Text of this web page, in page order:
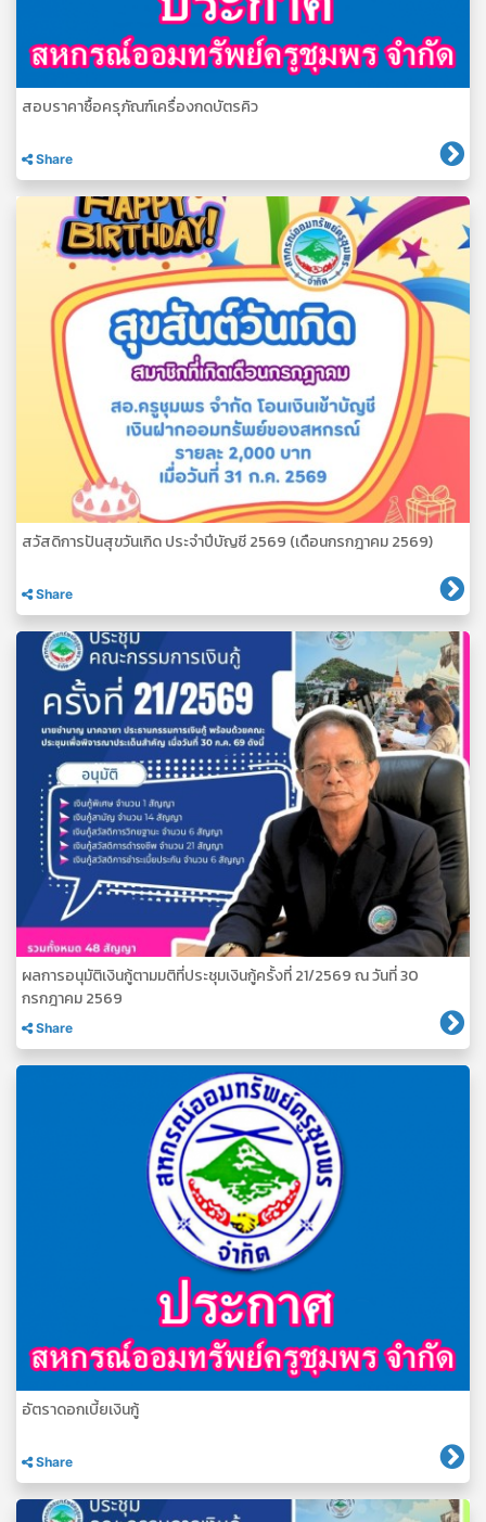
สอบราคาซื้อครุภัณฑ์เครื่องกดบัตรคิว
Share
สวัสดิการปันสุขวันเกิด ประจำปีบัญชี 2569 (เดือนกรกฎาคม 2569)
Share
ผลการอนุมัติเงินกู้ตามมติที่ประชุมเงินกู้ครั้งที่ 21/2569 ณ วันที่ 30
กรกฎาคม 2569
Share
อัตราดอกเบี้ยเงินกู้
Share